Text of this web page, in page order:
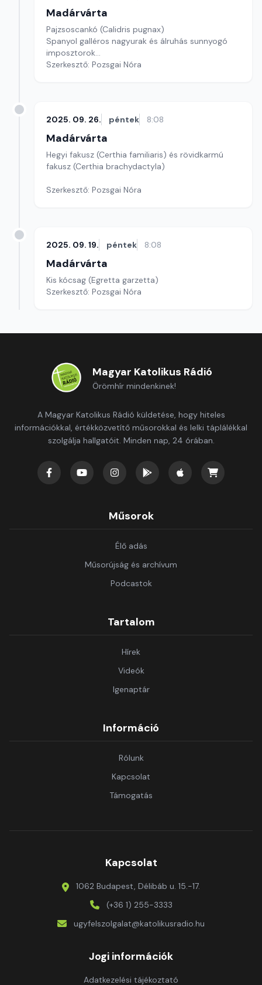
Madárvárta
Pajzsoscankó (Calidris pugnax)
Spanyol galléros nagyurak és álruhás sunnyogó
imposztorok...
Szerkesztő: Pozsgai Nóra
2025. 09. 26. péntek 8:08
Madárvárta
Hegyi fakusz (Certhia familiaris) és rövidkarmú
fakusz (Certhia brachydactyla)
Szerkesztő: Pozsgai Nóra
2025. 09. 19. péntek 8:08
Madárvárta
Kis kócsag (Egretta garzetta)
Szerkesztő: Pozsgai Nóra
Magyar Katolikus Rádió
Örömhír mindenkinek!
A Magyar Katolikus Rádió küldetése, hogy hiteles
információkkal, értékközvetítő műsorokkal és lelki táplálékkal
szolgálja hallgatóit. Minden nap, 24 órában.
Műsorok
Élő adás
Műsorújság és archívum
Podcastok
Tartalom
Hírek
Videók
Igenaptár
Információ
Rólunk
Kapcsolat
Támogatás
Kapcsolat
1062 Budapest, Délibáb u. 15.-17.
(+36 1) 255-3333
ugyfelszolgalat@katolikusradio.hu
Jogi információk
Adatkezelési tájékoztató